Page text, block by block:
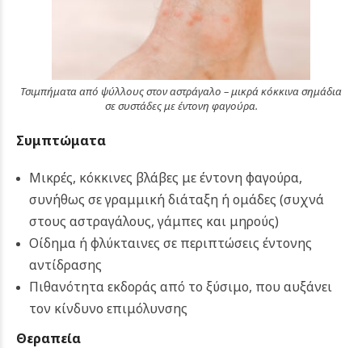
Τσιμπήματα από ψύλλους στον αστράγαλο – μικρά κόκκινα σημάδια
σε συστάδες με έντονη φαγούρα.
Συμπτώματα
Μικρές, κόκκινες βλάβες με έντονη φαγούρα,
συνήθως σε γραμμική διάταξη ή ομάδες (συχνά
στους αστραγάλους, γάμπες και μηρούς)
Οίδημα ή φλύκταινες σε περιπτώσεις έντονης
αντίδρασης
Πιθανότητα εκδοράς από το ξύσιμο, που αυξάνει
τον κίνδυνο επιμόλυνσης
Θεραπεία